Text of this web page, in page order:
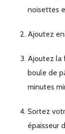
noisettes
Ajoutez
Ajoutez la farine et mélangez jusqu'à obtenir une
boule de
minutes
Sortez votre pâte du frigo et étalez-la sur une
épaisseur